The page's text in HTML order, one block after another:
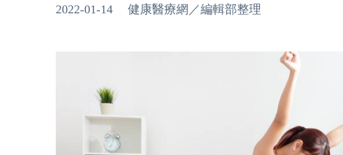
2022-01-14 健康醫療網／編輯部整理